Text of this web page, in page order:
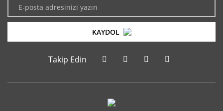
KAYDOL
Takip Edin